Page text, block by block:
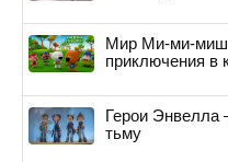
Мир Ми-ми-
приключения в
Герои
тьму